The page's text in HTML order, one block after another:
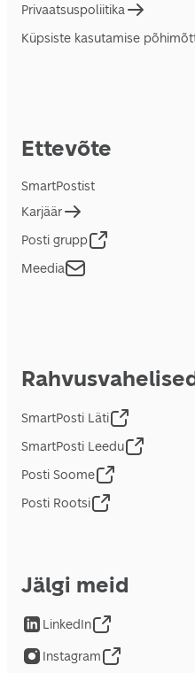
Privaatsuspoliitika
Küpsiste kasutamise
Ettevõte
SmartPostist
Karjäär
Posti grupp
Meedia
SmartPosti Läti
SmartPosti Leedu
Posti Soome
Posti Rootsi
Jälgi meid
LinkedIn
Instagram